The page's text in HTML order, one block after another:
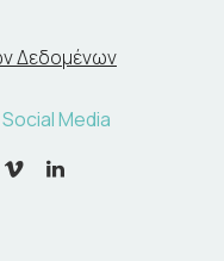
Δεδομένων
Media